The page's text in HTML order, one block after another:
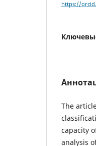
https://
The
capacity
analysis